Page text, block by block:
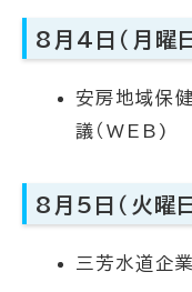
8月4日（月曜日
安房地域保
議（WEB)
8月5日（火曜日
三芳水道企